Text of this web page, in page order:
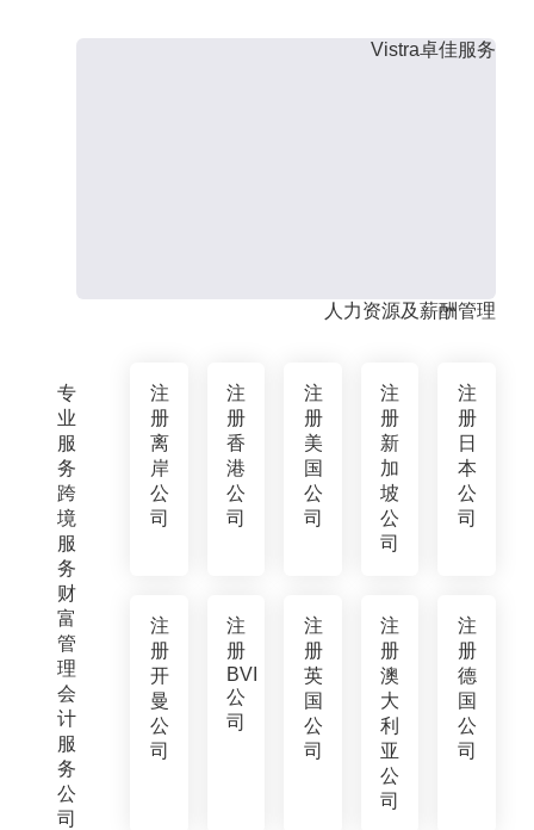
专
业
服
务
跨
境
服
务
财
富
管
理
会
计
服
务
公
司
Vistra卓佳服务
人力资源及薪酬管理
注
册
离
岸
公
司
注
册
香
港
公
司
注
册
美
国
公
司
注
册
新
加
坡
公
司
注
册
日
本
公
司
注
册
开
曼
公
司
注
册
BVI
公
司
注
册
英
国
公
司
注
册
澳
大
利
亚
公
司
注
册
德
国
公
司